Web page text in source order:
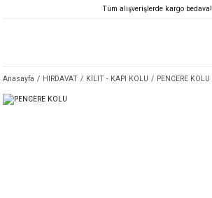
Tüm alışverişlerde kargo bedava!
Anasayfa HIRDAVAT KİLİT - KAPI KOLU PENCERE KOLU